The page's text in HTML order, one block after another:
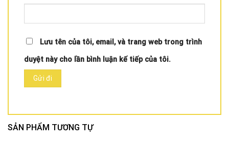
Lưu tên của tôi, email, và trang web trong trình
duyệt này cho lần bình luận kế tiếp của tôi.
SẢN PHẨM TƯƠNG TỰ